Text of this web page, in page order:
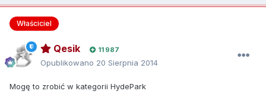
Właściciel
Qesik 11 987
Opublikowano 20 Sierpnia 2014
Mogę to zrobić w kategorii HydePark